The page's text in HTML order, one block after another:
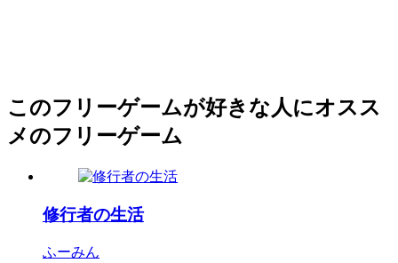
このフリーゲームが好きな人にオスス
メのフリーゲーム
修行者の生活
ふーみん